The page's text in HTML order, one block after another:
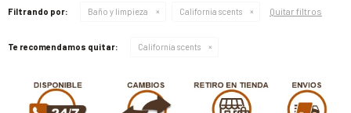
Filtrando por: Baño y limpieza California scents Quitar filtros
Te recomendamos quitar: California scents